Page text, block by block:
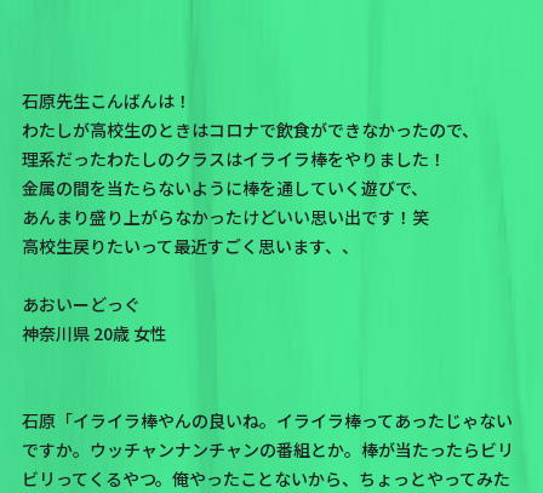
石原先生こんばんは！
わたしが高校生のときはコロナで飲食ができなかったので、
理系だったわたしのクラスはイライラ棒をやりました！
金属の間を当たらないように棒を通していく遊びで、
あんまり盛り上がらなかったけどいい思い出です！笑
高校生戻りたいって最近すごく思います、、
あおいーどっぐ
神奈川県 20歳 女性
石原「イライラ棒やんの良いね。イライラ棒ってあったじゃない
ですか。ウッチャンナンチャンの番組とか。棒が当たったらビリ
ビリってくるやつ。俺やったことないから、ちょっとやってみた